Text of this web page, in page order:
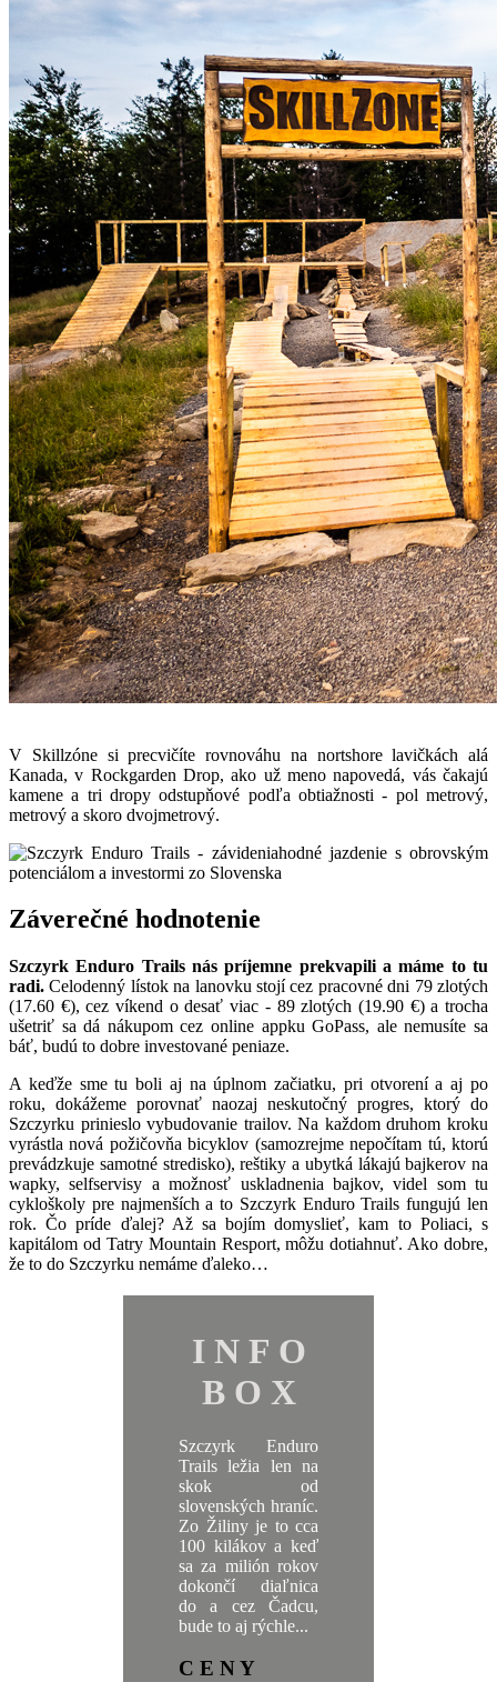
V Skillzóne si precvičíte rovnováhu na nortshore lavičkách alá
Kanada, v Rockgarden Drop, ako už meno napovedá, vás čakajú
kamene a tri dropy odstupňové podľa obtiažnosti - pol metrový,
metrový a skoro dvojmetrový.
Záverečné hodnotenie
Szczyrk Enduro Trails nás príjemne prekvapili a máme to tu
radi. Celodenný lístok na lanovku stojí cez pracovné dni 79 zlotých
(17.60 €), cez víkend o desať viac - 89 zlotých (19.90 €) a trocha
ušetriť sa dá nákupom cez online appku GoPass, ale nemusíte sa
báť, budú to dobre investované peniaze.
A keďže sme tu boli aj na úplnom začiatku, pri otvorení a aj po
roku, dokážeme porovnať naozaj neskutočný progres, ktorý do
Szczyrku prinieslo vybudovanie trailov. Na každom druhom kroku
vyrástla nová požičovňa bicyklov (samozrejme nepočítam tú, ktorú
prevádzkuje samotné stredisko), reštiky a ubytká lákajú bajkerov na
wapky, selfservisy a možnosť uskladnenia bajkov, videl som tu
cykloškoly pre najmenších a to Szczyrk Enduro Trails fungujú len
rok. Čo príde ďalej? Až sa bojím domyslieť, kam to Poliaci, s
kapitálom od Tatry Mountain Resport, môžu dotiahnuť. Ako dobre,
že to do Szczyrku nemáme ďaleko…
I N F O
B O X
Szczyrk Enduro
Trails ležia len na
skok od
slovenských hraníc.
Zo Žiliny je to cca
100 kilákov a keď
sa za milión rokov
dokončí diaľnica
do a cez Čadcu,
bude to aj rýchle...
C E N Y